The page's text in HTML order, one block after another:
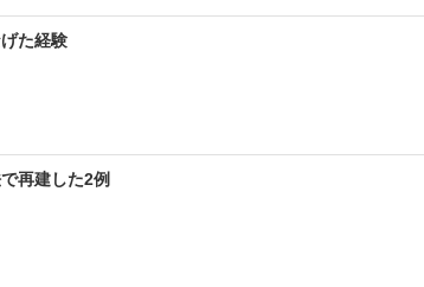
た経験
再建した2例